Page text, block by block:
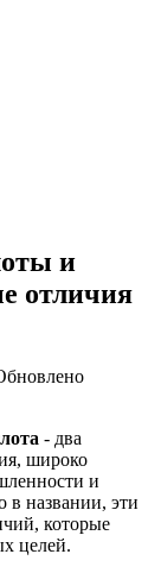
и
отличия
- два
широко
и
в названии, эти
которые
целей.